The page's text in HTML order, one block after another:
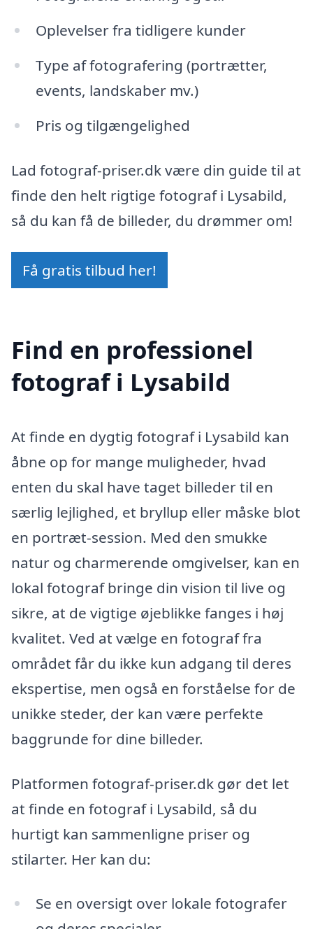
Oplevelser fra tidligere kunder
Type af fotografering (portrætter,
events, landskaber mv.)
Pris og tilgængelighed
Lad fotograf-priser.dk være din guide til at
finde den helt rigtige fotograf i Lysabild,
så du kan få de billeder, du drømmer om!
Få gratis tilbud her!
Find en professionel
fotograf i Lysabild
At finde en dygtig fotograf i Lysabild kan
åbne op for mange muligheder, hvad
enten du skal have taget billeder til en
særlig lejlighed, et bryllup eller måske blot
en portræt-session. Med den smukke
natur og charmerende omgivelser, kan en
lokal fotograf bringe din vision til live og
sikre, at de vigtige øjeblikke fanges i høj
kvalitet. Ved at vælge en fotograf fra
området får du ikke kun adgang til deres
ekspertise, men også en forståelse for de
unikke steder, der kan være perfekte
baggrunde for dine billeder.
Platformen fotograf-priser.dk gør det let
at finde en fotograf i Lysabild, så du
hurtigt kan sammenligne priser og
stilarter. Her kan du:
Se en oversigt over lokale fotografer